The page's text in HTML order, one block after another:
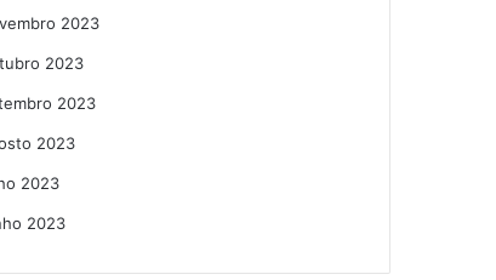
2023
2023
2023
2023
2023
2023